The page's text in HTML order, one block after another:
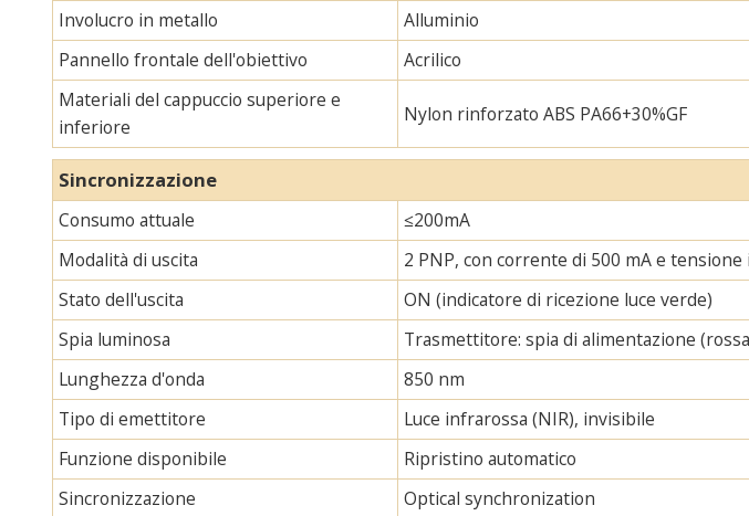
Involucro in metallo
Alluminio
Pannello frontale dell'obiettivo
Acrilico
Materiali del cappuccio superiore e
inferiore
Nylon rinforzato ABS PA66+30%GF
Sincronizzazione
Consumo attuale
≤200mA
Modalità di uscita
2 PNP, con corrente di 500 mA e
Stato dell'uscita
ON (indicatore di ricezione luce verde)
Spia luminosa
Trasmettitore: spia di alimentazione
Lunghezza d'onda
850 nm
Tipo di emettitore
Luce infrarossa (NIR), invisibile
Funzione disponibile
Ripristino automatico
Sincronizzazione
Optical synchronization